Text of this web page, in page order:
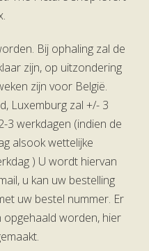
Bij ophaling zal de
zijn, op uitzondering
zijn voor België.
Luxemburg zal +/- 3
3 werkdagen (indien de
alsook wettelijke
) U wordt hiervan
u kan uw bestelling
uw bestel nummer. Er
opgehaald worden, hier